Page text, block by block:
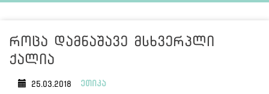
როცა დამნაშავე მსხვერპლი
ქალია
25.03.2018 ეთიკა